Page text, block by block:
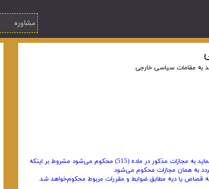
مشاوره
مقامات سیاسی خارجی
هر کس به جان رئیس کشور خارجی یا نماینده سیاسی آن در قلمرو ایران سوء قصد نماید به مجازات مذکور در ماده (515) محکوم می‌شود ‌مشروط بر اینکه
به همان مجازات محکوم می‌شود.
قصاص یا دیه مطابق ضوابط و مقررات مربوط محکوم‌خواهد شد.